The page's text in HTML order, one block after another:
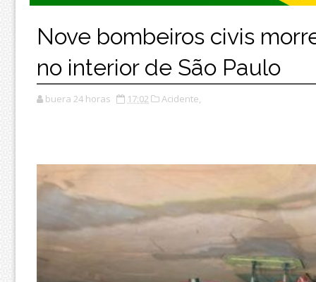
Nove bombeiros civis
no interior de São Paulo
buera 24 horas 17:02 Acidente,